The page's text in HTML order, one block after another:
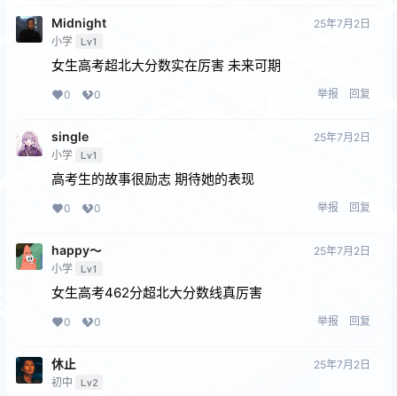
Midnight
小学 Lv1
25年7月2日
女生高考超北大分数实在厉害 未来可期
0 0 举报 回复
single
小学 Lv1
25年7月2日
高考生的故事很励志 期待她的表现
0 0 举报 回复
happy～
小学 Lv1
25年7月2日
女生高考462分超北大分数线真厉害
0 0 举报 回复
休止
初中 Lv2
25年7月2日